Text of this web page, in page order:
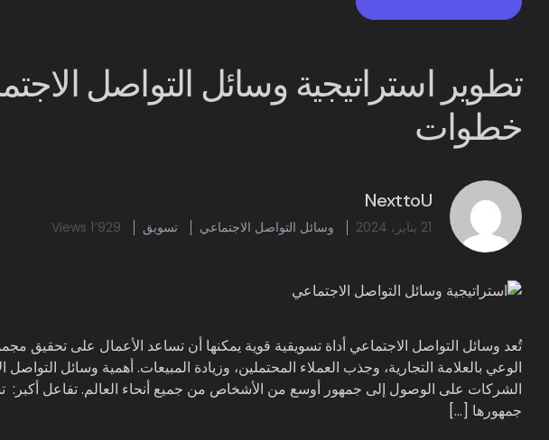
خطوات
NexttoU
21 يناير، 2024 وسائل التواصل الاجتماعي تسويق 1٬929 Views
تُعد وسائل التواصل الاجتماعي أداة تسويقية قوية يمكنها أن تساعد الأعمال على تحقيق
الوعي بالعلامة التجارية، وجذب العملاء المحتملين، وزيادة المبيعات. أهمية وسائل
الشركات على الوصول إلى جمهور أوسع من الأشخاص من جميع أنحاء العالم. تفاعل
جمهورها […]